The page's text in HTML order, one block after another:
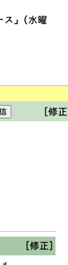
ス」(水曜
[修正]
[修正]